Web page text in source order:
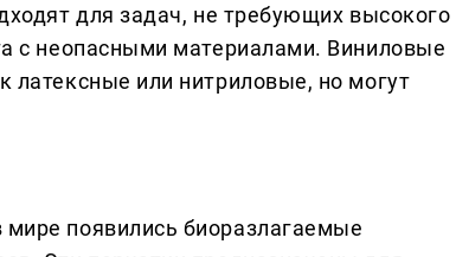
для задач, не требующих высокого
с неопасными материалами. Виниловые
латексные или нитриловые, но могут
появились биоразлагаемые